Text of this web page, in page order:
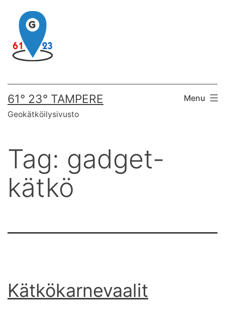
content
61° 23° TAMPERE
Geokätköilysivusto
Menu
Tag: gadget-
kätkö
Kätkökarnevaalit